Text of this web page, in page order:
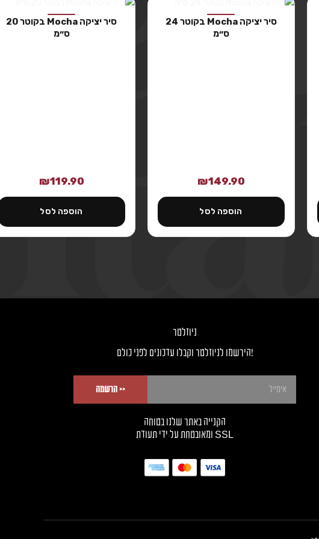
סיר יציקה Mocha בקוטר 24
ס״מ
₪149.90
הוספה לסל
סיר יציקה Mocha בקוטר 20
ס״מ
₪119.90
הוספה לסל
ניוזלטר
!הירשמו לניוזלטר וקבלו עדכונים לפני כולם
<< הרשמה
הקנייה באתר שלנו בטוחה
SSL ומאובטחת על ידי תעודת